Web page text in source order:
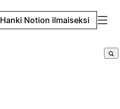
Hanki Notion ilmaiseksi